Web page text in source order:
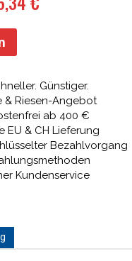
€
Günstiger.
& Riesen-Angebot
ab 400 €
EU & CH Lieferung
Bezahlvorgang
Kundenservice